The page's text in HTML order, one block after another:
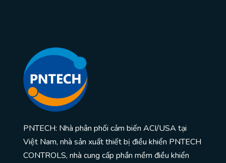
PNTECH: Nhà phân phối cảm biến ACI/USA tại
Việt Nam, nhà sản xuất thiết bị điều khiển PNTECH
CONTROLS, nhà cung cấp phần mềm điều khiển